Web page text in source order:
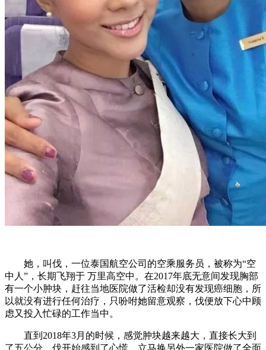
她，叫伐，一位泰国航空公司的空乘服务员，被称为“空
中人”，长期飞翔于 万里高空中。在2017年底无意间发现胸部
有一个小肿块，赶往当地医院做了活检却没有发现癌细胞，所
以就没有进行任何治疗，只吩咐她留意观察，伐便放下心中顾
虑又投入忙碌的工作当中。
直到2018年3月的时候，感觉肿块越来越大，直接长大到